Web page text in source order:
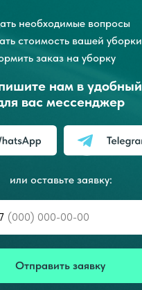
необходимые вопросы
стоимость вашей уборки
заказ на уборку
Отправить заявку
нам в удобный
вас мессенджер
или оставьте заявку: